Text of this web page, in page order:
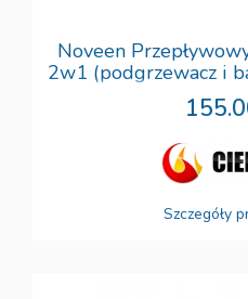
Noveen
2w1 (podgrzewacz i
Szczegóły